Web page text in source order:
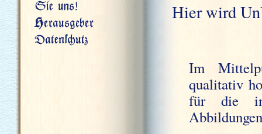
Hier wird
Im
qualitativ
für die